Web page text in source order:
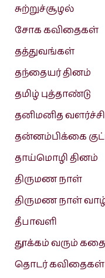
சுற்றுச்சூழல்
சோக கவிதைகள்
தத்துவங்கள்
தந்தையர் தினம்
தமிழ் புத்தாண்டு
தனிமனித வளர்ச்சி
தன்னம்பிக்கை
தாய்மொழி தினம்
திருமண நாள்
திருமண நாள்
தீபாவளி
தூக்கம் வரும்
தொடர் கவிதைகள்